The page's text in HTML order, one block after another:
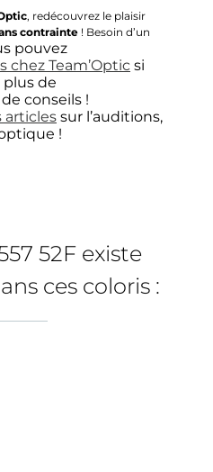
, redécouvrez le plaisir
contrainte ! Besoin d’un
pouvez
chez Team’Optic si
plus de
conseils !
articles sur l’auditions,
!
52F existe
ces coloris :